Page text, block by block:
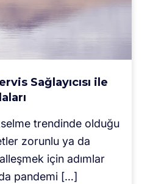
Sağlayıcısı ile
trendinde olduğu
zorunlu ya da
için adımlar
pandemi […]